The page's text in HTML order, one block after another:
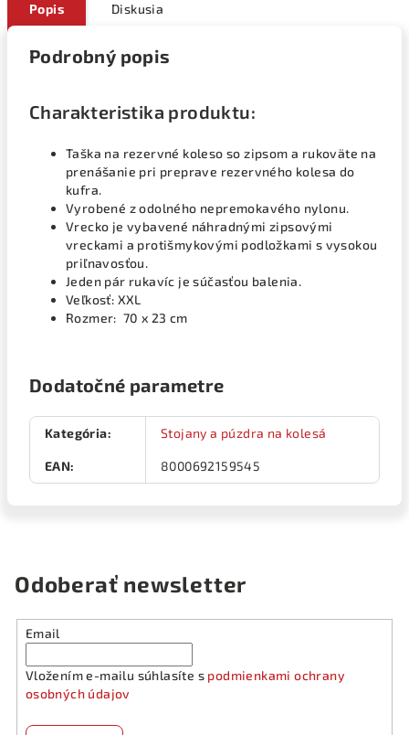
Popis Diskusia
Podrobný popis
Charakteristika produktu:
Taška na rezervné koleso so zipsom a rukoväte na
prenášanie pri preprave rezervného kolesa do
kufra.
Vyrobené z odolného nepremokavého nylonu.
Vrecko je vybavené náhradnými zipsovými
vreckami a protišmykovými podložkami s vysokou
priľnavosťou.
Jeden pár rukavíc je súčasťou balenia.
Veľkosť: XXL
Rozmer: 70 x 23 cm
Dodatočné parametre
Kategória: Stojany a púzdra na kolesá
EAN: 8000692159545
Odoberať newsletter
Email
Vložením e-mailu súhlasíte s podmienkami ochrany
osobných údajov